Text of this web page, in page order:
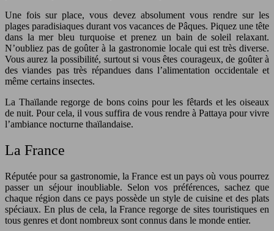
Une fois sur place, vous devez absolument vous rendre sur les
plages paradisiaques durant vos vacances de Pâques. Piquez une tête
dans la mer bleu turquoise et prenez un bain de soleil relaxant.
N’oubliez pas de goûter à la gastronomie locale qui est très diverse.
Vous aurez la possibilité, surtout si vous êtes courageux, de goûter à
des viandes pas très répandues dans l’alimentation occidentale et
même certains insectes.
La Thaïlande regorge de bons coins pour les fêtards et les oiseaux
de nuit. Pour cela, il vous suffira de vous rendre à Pattaya pour vivre
l’ambiance nocturne thaïlandaise.
La France
Réputée pour sa gastronomie, la France est un pays où vous pourrez
passer un séjour inoubliable. Selon vos préférences, sachez que
chaque région dans ce pays possède un style de cuisine et des plats
spéciaux. En plus de cela, la France regorge de sites touristiques en
tous genres et dont nombreux sont connus dans le monde entier.